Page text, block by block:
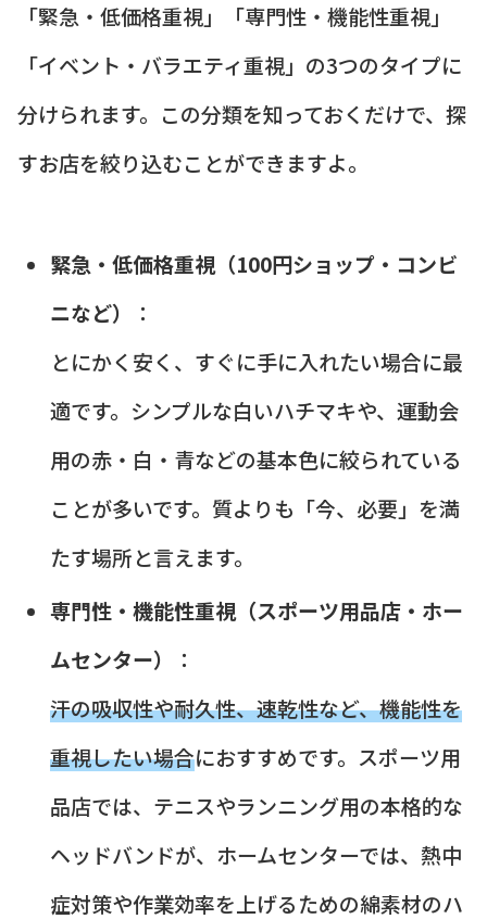
「緊急・低価格重視」「専門性・機能性重視」
「イベント・バラエティ重視」の3つのタイプに
分けられます。この分類を知っておくだけで、探
すお店を絞り込むことができますよ。
緊急・低価格重視（100円ショップ・コンビ
ニなど）
：
とにかく安く、すぐに手に入れたい場合に最
適です。シンプルな白いハチマキや、運動会
用の赤・白・青などの基本色に絞られている
ことが多いです。質よりも「今、必要」を満
たす場所と言えます。
専門性・機能性重視（スポーツ用品店・ホー
ムセンター）
：
汗の吸収性や耐久性、速乾性など、機能性を
重視したい場合におすすめです。スポーツ用
品店では、テニスやランニング用の本格的な
ヘッドバンドが、ホームセンターでは、熱中
症対策や作業効率を上げるための綿素材のハ